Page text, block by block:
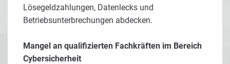
Lösegeldzahlungen, Datenlecks und
Betriebsunterbrechungen abdecken.
Mangel an qualifizierten Fachkräften im Bereich
Cybersicherheit